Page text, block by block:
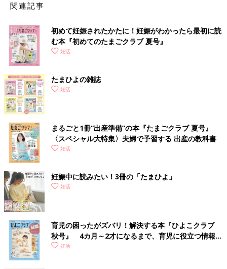
関連記事
初めて妊娠されたかたに！妊娠がわかったら最初に読
む本『初めてのたまごクラブ 夏号』
妊活
たまひよの雑誌
妊活
まるごと1冊“出産準備”の本『たまごクラブ 夏号』
〈スペシャル大特集〉夫婦で予習する 出産の教科書
妊活
妊娠中に読みたい！3冊の「たまひよ」
妊活
育児の困ったがズバリ！解決する本『ひよこクラブ
秋号』 4カ月～2才になるまで、育児に役立つ情報が
いっぱい！
妊活